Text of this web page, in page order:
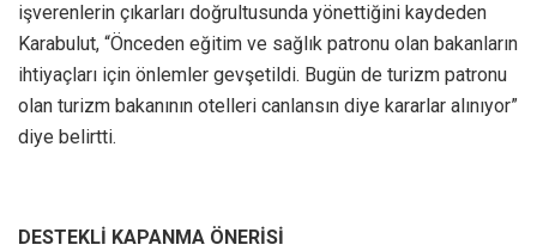
işverenlerin çıkarları doğrultusunda yönettiğini kaydeden
Karabulut, “Önceden eğitim ve sağlık patronu olan bakanların
ihtiyaçları için önlemler gevşetildi. Bugün de turizm patronu
olan turizm bakanının otelleri canlansın diye kararlar alınıyor”
diye belirtti.
DESTEKLİ KAPANMA ÖNERİSİ